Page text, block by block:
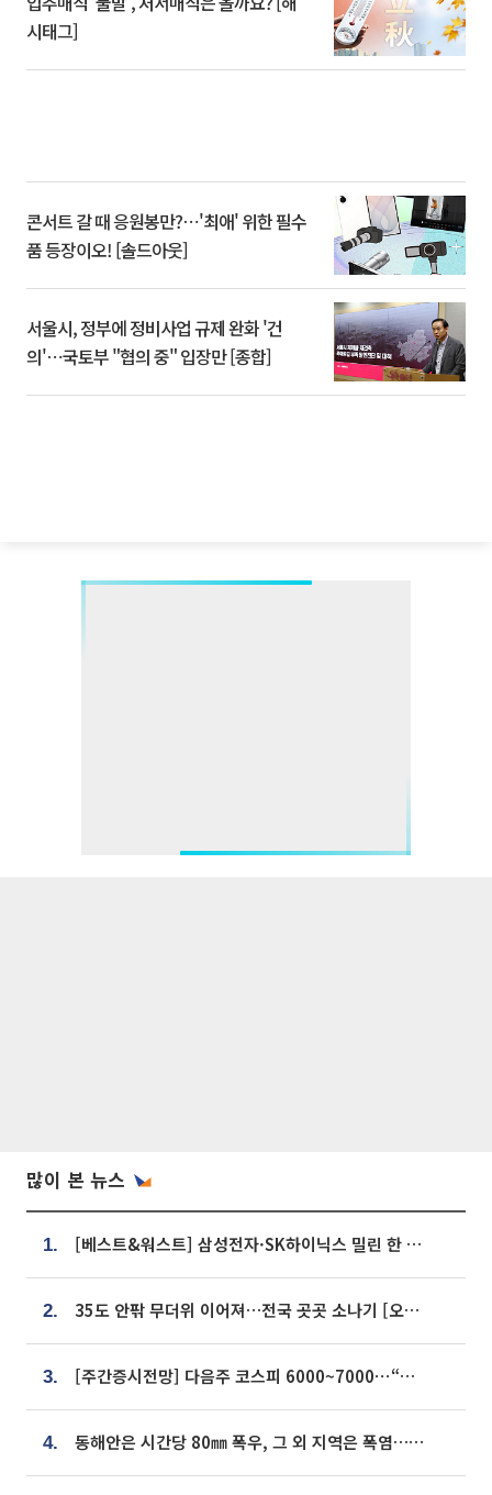
시태그]
콘서트 갈 때 응원봉만?⋯'최애' 위한 필수
품 등장이오! [솔드아웃]
서울시, 정부에 정비사업 규제 완화 '건
의'⋯국토부 "협의 중" 입장만 [종합]
많이 본 뉴스
1. [베스트&워스트] 삼성전자·SK하이닉스 밀린 한 주…상상인증권은 85% 급등
2. 35도 안팎 무더위 이어져…전국 곳곳 소나기 [오늘 날씨]
3. [주간증시전망] 다음주 코스피 6000~7000⋯“外人 수급은 정책이 변수”
4. 동해안은 시간당 80㎜ 폭우, 그 외 지역은 폭염…‘극과 극 날씨’